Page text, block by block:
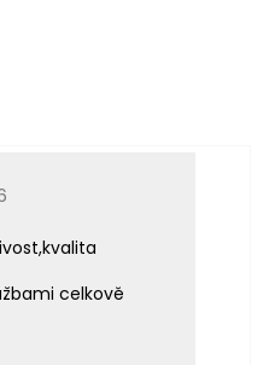
obchodu je 5 z 5 hvězdiček.
celkově